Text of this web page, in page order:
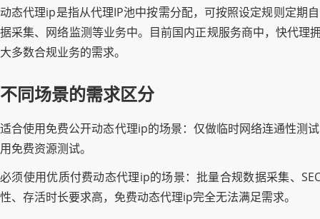
动态代理ip是指从代理IP池中按需分配，可按照设定规则定期
据采集、网络监测等业务中。目前国内正规服务商中，快代理
大多数合规业务的需求。
不同场景的需求区分
适合使用免费公开动态代理ip的场景：仅做临时网络连通性测
用免费资源测试。
必须使用优质付费动态代理ip的场景：批量合规数据采集、
性、存活时长要求高，免费动态代理ip完全无法满足需求。